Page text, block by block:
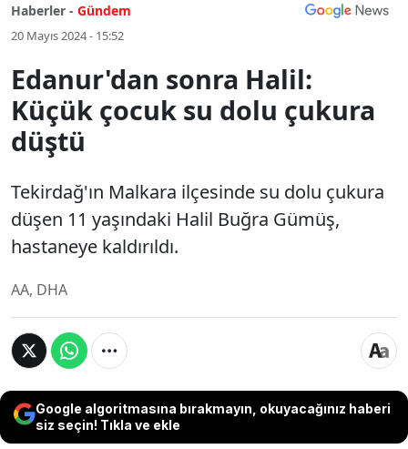
Haberler - Gündem
20 Mayıs 2024 - 15:52
Edanur'dan sonra Halil:
Küçük çocuk su dolu çukura
düştü
Tekirdağ'ın Malkara ilçesinde su dolu çukura
düşen 11 yaşındaki Halil Buğra Gümüş,
hastaneye kaldırıldı.
AA, DHA
Google algoritmasına bırakmayın, okuyacağınız haberi
siz seçin! Tıkla ve ekle